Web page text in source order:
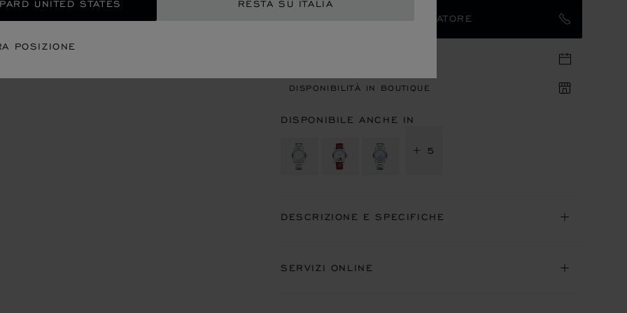
UNITED STATES RESTA SU ITALIA
POSIZIONE
CONTATTARE UN AMBASCIATORE
DISPONIBILITÀ IN BOUTIQUE
DISPONIBILE ANCHE IN
+ 5
DESCRIZIONE E SPECIFICHE
SERVIZI ONLINE